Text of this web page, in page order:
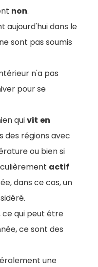
non.
aujourd'hui dans le
sont pas soumis
n'a pas
pour se
quivit en
des régions avec
ou bien si
actif
dans ce cas, un
ce qui peut être
ce sont des
une